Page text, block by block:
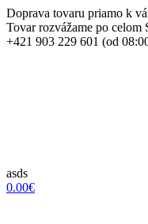
Doprava tovaru priamo k
Tovar rozvážame po celom
+421 903 229 601 (od
asds
0.00€